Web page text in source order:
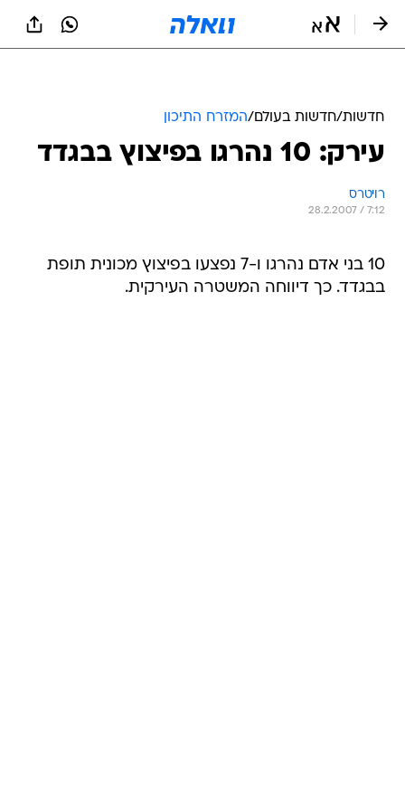
חדשות/חדשות בעולם/המזרח התיכון
עירק: 10 נהרגו בפיצוץ בבגדד
רויטרס
28.2.2007 / 7:12
10 בני אדם נהרגו ו-7 נפצעו בפיצוץ מכונית תופת
בבגדד. כך דיווחה המשטרה העירקית.